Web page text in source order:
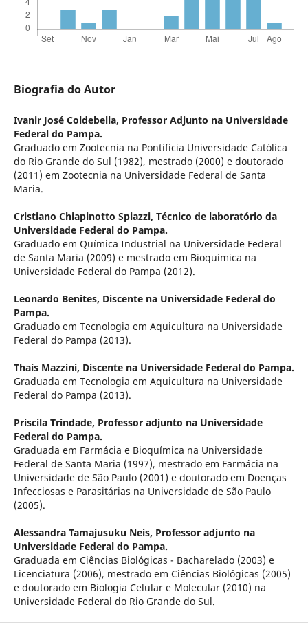
Biografia do Autor
Ivanir José Coldebella, Professor Adjunto na Universidade
Federal do Pampa.
Graduado em Zootecnia na Pontifícia Universidade Católica
do Rio Grande do Sul (1982), mestrado (2000) e doutorado
(2011) em Zootecnia na Universidade Federal de Santa
Maria.
Cristiano Chiapinotto Spiazzi, Técnico de laboratório da
Universidade Federal do Pampa.
Graduado em Química Industrial na Universidade Federal
de Santa Maria (2009) e mestrado em Bioquímica na
Universidade Federal do Pampa (2012).
Leonardo Benites, Discente na Universidade Federal do
Pampa.
Graduado em Tecnologia em Aquicultura na Universidade
Federal do Pampa (2013).
Thaís Mazzini, Discente na Universidade Federal do Pampa.
Graduada em Tecnologia em Aquicultura na Universidade
Federal do Pampa (2013).
Priscila Trindade, Professor adjunto na Universidade
Federal do Pampa.
Graduada em Farmácia e Bioquímica na Universidade
Federal de Santa Maria (1997), mestrado em Farmácia na
Universidade de São Paulo (2001) e doutorado em Doenças
Infecciosas e Parasitárias na Universidade de São Paulo
(2005).
Alessandra Tamajusuku Neis, Professor adjunto na
Universidade Federal do Pampa.
Graduada em Ciências Biológicas - Bacharelado (2003) e
Licenciatura (2006), mestrado em Ciências Biológicas (2005)
e doutorado em Biologia Celular e Molecular (2010) na
Universidade Federal do Rio Grande do Sul.